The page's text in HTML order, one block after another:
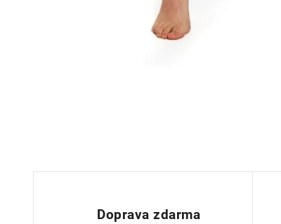
Doprava zdarma